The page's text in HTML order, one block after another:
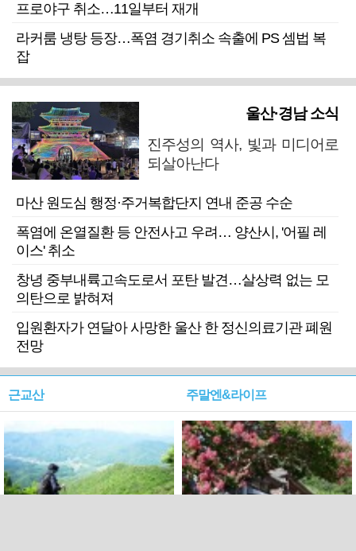
프로야구 취소…11일부터 재개
라커룸 냉탕 등장…폭염 경기취소 속출에 PS 셈법 복
잡
울산·경남 소식
진주성의 역사, 빛과 미디어로
되살아난다
마산 원도심 행정·주거복합단지 연내 준공 수순
폭염에 온열질환 등 안전사고 우려… 양산시, '어필 레
이스' 취소
창녕 중부내륙고속도로서 포탄 발견…살상력 없는 모
의탄으로 밝혀져
입원환자가 연달아 사망한 울산 한 정신의료기관 폐원
전망
근교산 주말엔&라이프